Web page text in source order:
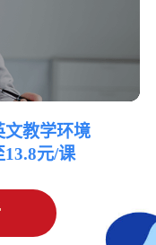
文教学环境
13.8元/课